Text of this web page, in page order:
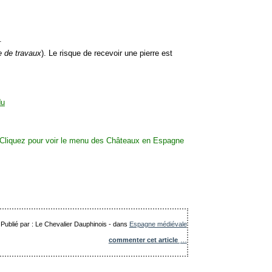
de travaux). Le risque de recevoir une pierre est
Publié par : Le Chevalier Dauphinois -dans Espagne médiévale
commenter cet article